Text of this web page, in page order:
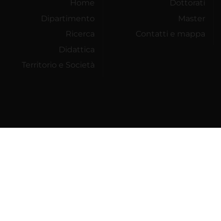
Home
Dipartimento
Ricerca
Didattica
Territorio e Società
Dottorati
Master
Contatti e mappa